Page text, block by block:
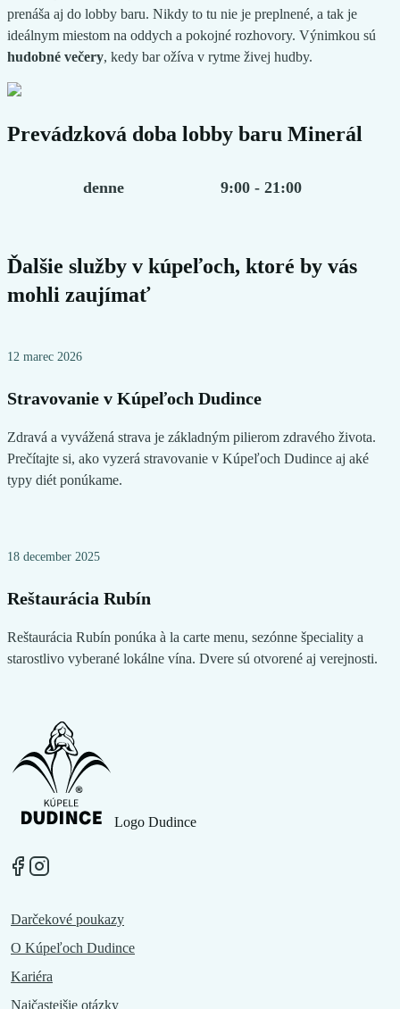
prenáša aj do lobby baru. Nikdy to tu nie je preplnené, a tak je
ideálnym miestom na oddych a pokojné rozhovory. Výnimkou sú
hudobné večery, kedy bar ožíva v rytme živej hudby.
Prevádzková doba lobby baru Minerál
denne 9:00 - 21:00
Ďalšie služby v kúpeľoch, ktoré by vás
mohli zaujímať
12 marec 2026
Stravovanie v Kúpeľoch Dudince
Zdravá a vyvážená strava je základným pilierom zdravého života.
Prečítajte si, ako vyzerá stravovanie v Kúpeľoch Dudince aj aké
typy diét ponúkame.
18 december 2025
Reštaurácia Rubín
Reštaurácia Rubín ponúka à la carte menu, sezónne špeciality a
starostlivo vyberané lokálne vína. Dvere sú otvorené aj verejnosti.
Logo Dudince
Darčekové poukazy
O Kúpeľoch Dudince
Kariéra
Najčastejšie otázky